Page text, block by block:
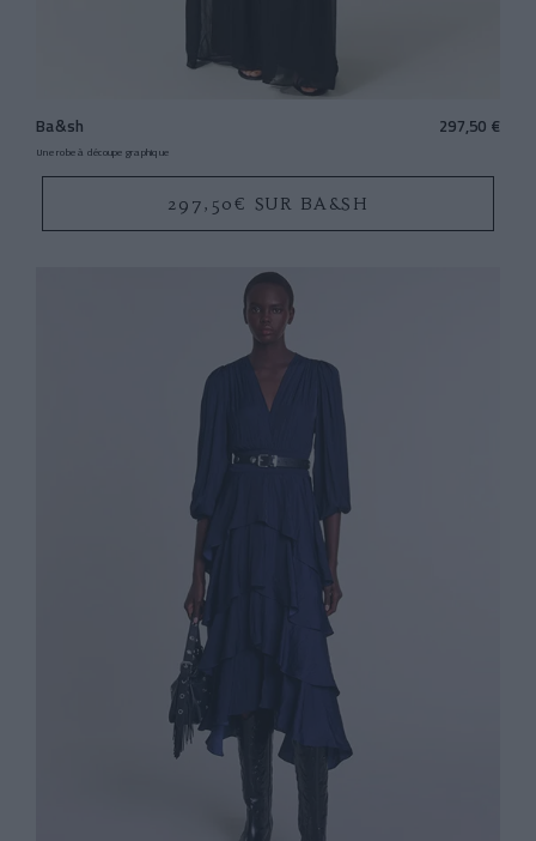
Ba&sh 297,50 €
Une robe à découpe graphique
297,50€ SUR BA&SH